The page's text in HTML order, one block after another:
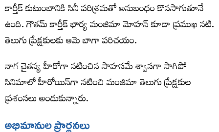
కార్తీక్ కుటుంబానికి సినీ పరిశ్రమతో అనుబంధం కొనసాగుతూనే
ఉంది. గౌతమ్ కార్తీక్ భార్య మంజిమా మోహన్ కూడా ప్రముఖ నటి.
తెలుగు ప్రేక్షకులకు ఆమె బాగా పరిచయం.
నాగ చైతన్య హీరోగా నటించిన సాహసమే శ్వాసగా సాగిపో
సినిమాలో హీరోయిన్‌గా నటించి మంజిమా తెలుగు ప్రేక్షకుల
ప్రశంసలు అందుకున్నారు.
అభిమానుల ప్రార్థనలు